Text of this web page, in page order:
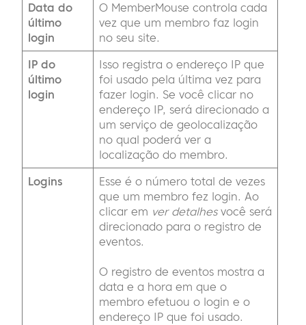
Data do
último
login
O MemberMouse controla cada
vez que um membro faz login
no seu site.
IP do
último
login
Isso registra o endereço IP que
foi usado pela última vez para
fazer login. Se você clicar no
endereço IP, será direcionado a
um serviço de geolocalização
no qual poderá ver a
localização do membro.
Logins
Esse é o número total de vezes
que um membro fez login. Ao
clicar em ver detalhesvocê será
direcionado para o registro de
eventos.
O registro de eventos mostra a
data e a hora em que o
membro efetuou o login e o
endereço IP que foi usado.